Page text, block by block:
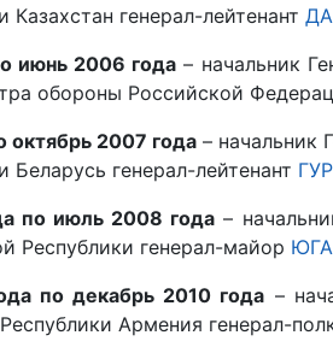
генерал-лейтенант
июнь 2006 года – начальник
обороны Российской
октябрь 2007 года – начальник
Беларусь генерал-лейтенант
по июль 2008 года –
Республики генерал-майор
по декабрь 2010 года –
Армения генерал-